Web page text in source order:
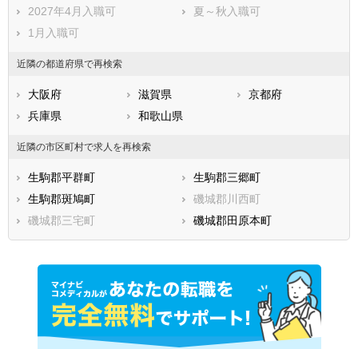
2027年4月入職可
夏～秋入職可
1月入職可
近隣の都道府県で再検索
大阪府 滋賀県
京都府
兵庫県
和歌山県
近隣の市区町村で求人を再検索
生駒郡平群町
生駒郡三郷町
生駒郡斑鳩町
磯城郡川西町
磯城郡三宅町
磯城郡田原本町